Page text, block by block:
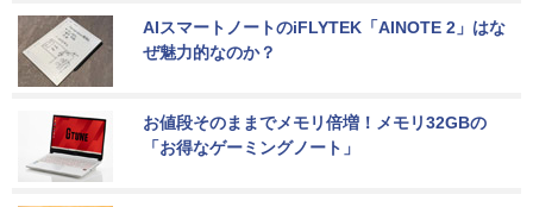
AIスマートノートのiFLYTEK「AINOTE 2」はな
ぜ魅力的なのか？
お値段そのままでメモリ倍増！メモリ32GBの
「お得なゲーミングノート」